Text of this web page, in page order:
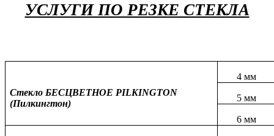
УСЛУГИ ПО РЕЗКЕ СТЕКЛА
Стекло БЕСЦВЕТНОЕ PILKINGTON
(Пилкингтон)
4 мм
5 мм
6 мм